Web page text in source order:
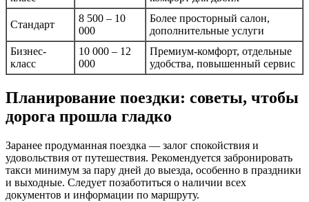
Стандарт
8 500 – 10
000
Более просторный салон,
дополнительные услуги
Бизнес-
класс
10 000 – 12
000
Премиум-комфорт, отдельные
удобства, повышенный сервис
Планирование поездки: советы, чтобы
дорога прошла гладко
Заранее продуманная поездка — залог спокойствия и
удовольствия от путешествия. Рекомендуется забронировать
такси минимум за пару дней до выезда, особенно в праздники
и выходные. Следует позаботиться о наличии всех
документов и информации по маршруту.